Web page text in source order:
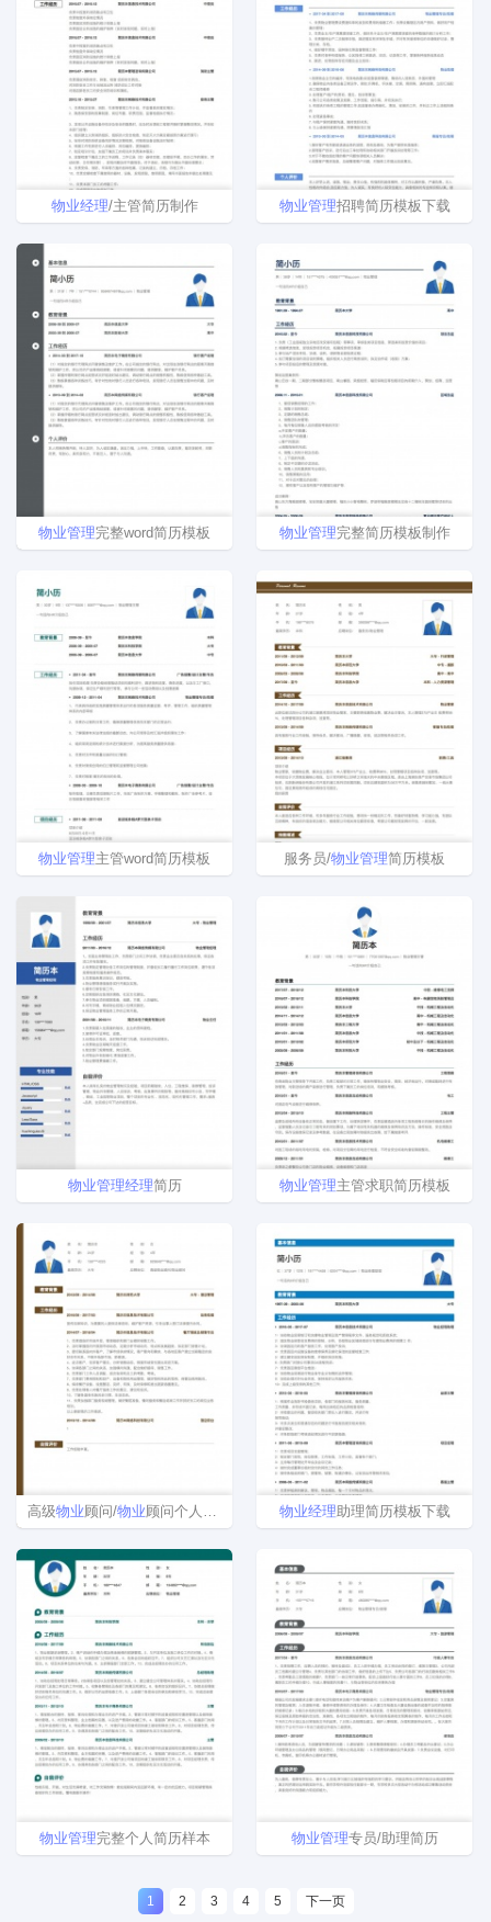
物业经理/主管简历制作 物业管理招聘简历模板下载
物业管理完整word简历模板 物业管理完整简历模板制作
物业管理主管word简历模板 服务员/物业管理简历模板
物业管理经理简历 物业管理主管求职简历模板
高级物业 顾问/物业 顾问个人简历模板 物业经理助理简历模板下载
物业管理完整个人简历样本 物业管理专员/助理简历
1 2 3 4 5 下一页